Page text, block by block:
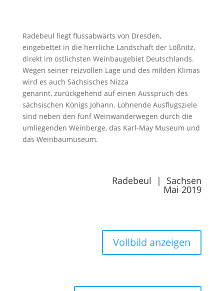
Radebeul liegt flussabwärts von Dresden,
eingebettet in die herrliche Landschaft der Lößnitz,
direkt im östlichsten Weinbaugebiet Deutschlands.
Wegen seiner reizvollen Lage und des milden Klimas
wird es auch Sächsisches Nizza
genannt, zurückgehend auf einen Ausspruch des
sächsischen Königs Johann. Lohnende Ausflugsziele
sind neben den fünf Weinwanderwegen durch die
umliegenden Weinberge, das Karl-May Museum und
das Weinbaumuseum.
Radebeul | Sachsen
Mai 2019
Vollbild anzeigen